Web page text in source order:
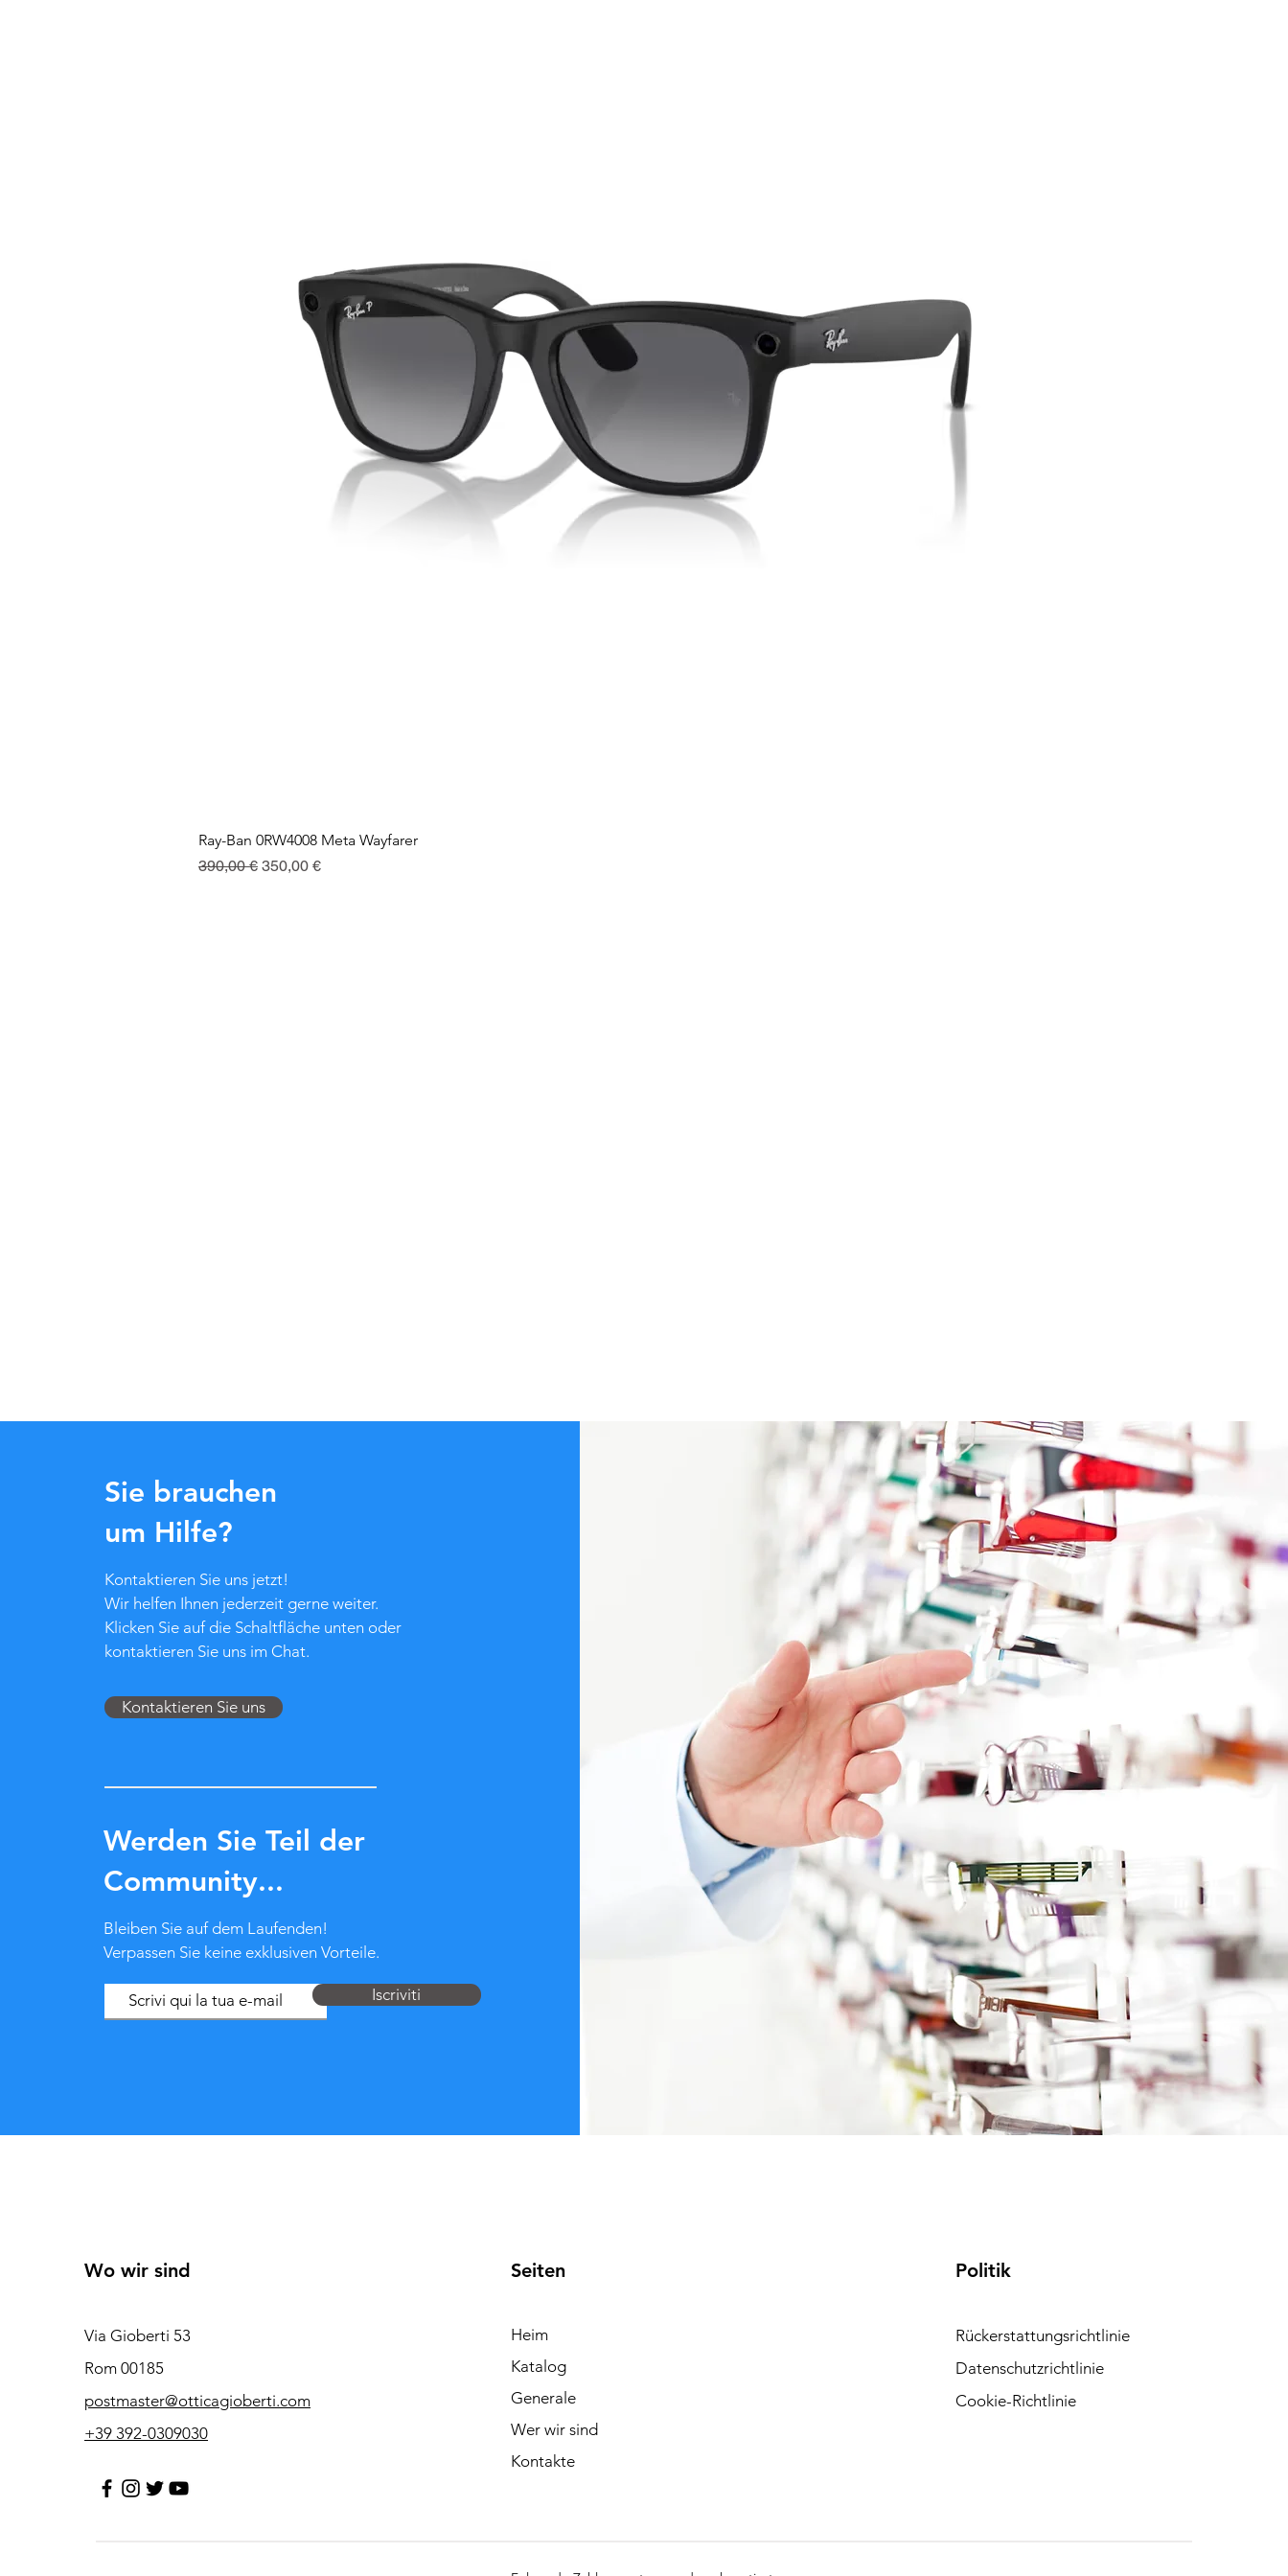
Ray-Ban 0RW4008 Meta Wayfarer
Standardpreis
390,00 € Sale-Preis
350,00 €
Sie brauchen
um Hilfe?
Kontaktieren Sie uns jetzt!
Wir helfen Ihnen jederzeit gerne weiter.
Klicken Sie auf die Schaltfläche unten oder
kontaktieren Sie uns im Chat.
Kontaktieren Sie uns
Werden Sie Teil der
Community...
Bleiben Sie auf dem Laufenden!
Verpassen Sie keine exklusiven Vorteile.
Iscriviti
Wo wir sind
Via Gioberti 53
Rom 00185
postmaster@otticagioberti.com
+39 392-0309030
Seiten
Heim
Katalog
Generale
Wer wir sind
Kontakte
Politik
Rückerstattungsrichtlinie
Datenschutzrichtlinie
Cookie-Richtlinie